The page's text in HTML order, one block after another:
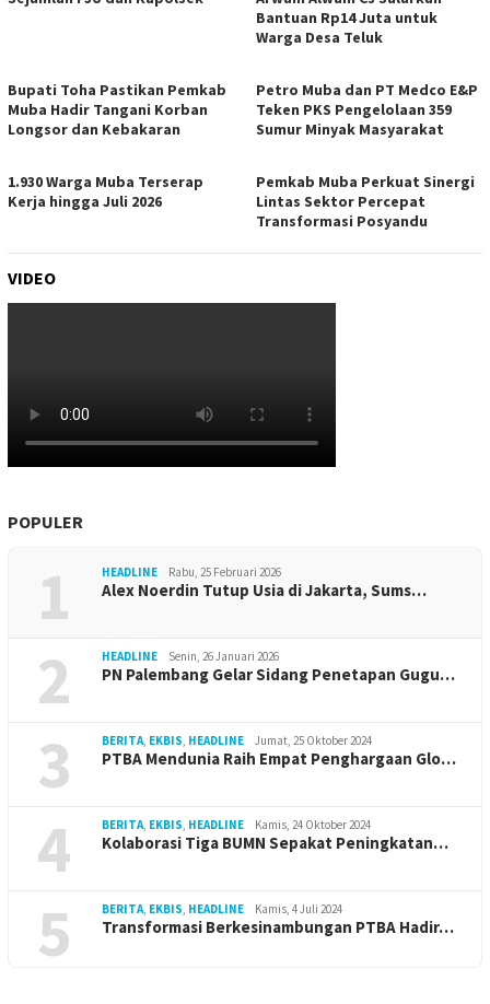
Bantuan Rp14 Juta untuk
Warga Desa Teluk
Bupati Toha Pastikan Pemkab
Muba Hadir Tangani Korban
Longsor dan Kebakaran
Petro Muba dan PT Medco E&P
Teken PKS Pengelolaan 359
Sumur Minyak Masyarakat
1.930 Warga Muba Terserap
Kerja hingga Juli 2026
Pemkab Muba Perkuat Sinergi
Lintas Sektor Percepat
Transformasi Posyandu
VIDEO
POPULER
1 HEADLINE Rabu, 25 Februari 2026
Alex Noerdin Tutup Usia di Jakarta, Sums…
2 HEADLINE Senin, 26 Januari 2026
PN Palembang Gelar Sidang Penetapan Gugu…
3 BERITA, EKBIS, HEADLINE Jumat, 25 Oktober 2024
PTBA Mendunia Raih Empat Penghargaan Glo…
4 BERITA, EKBIS, HEADLINE Kamis, 24 Oktober 2024
Kolaborasi Tiga BUMN Sepakat Peningkatan…
5 BERITA, EKBIS, HEADLINE Kamis, 4 Juli 2024
Transformasi Berkesinambungan PTBA Hadir…